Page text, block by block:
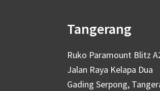
Tangerang
Ruko Paramount Blitz
Jalan Raya Kelapa Dua
Gading Serpong,